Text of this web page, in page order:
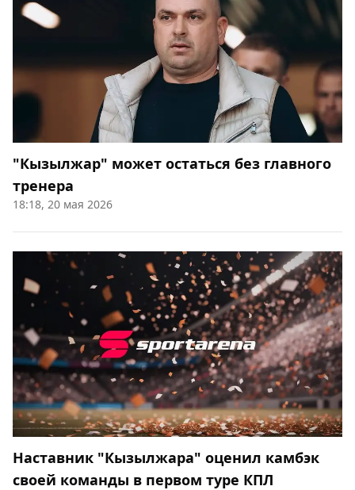
"Кызылжар" может остаться без главного
тренера
18:18, 20 мая 2026
Наставник "Кызылжара" оценил камбэк
своей команды в первом туре КПЛ